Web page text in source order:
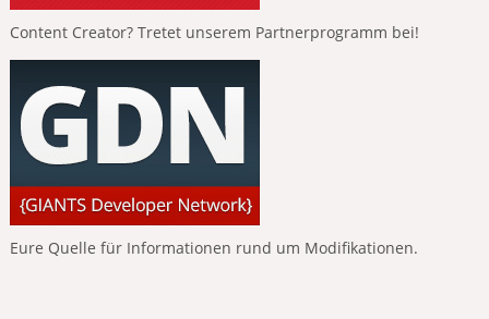
Content Creator? Tretet unserem Partnerprogramm bei!
Eure Quelle für Informationen rund um Modifikationen.